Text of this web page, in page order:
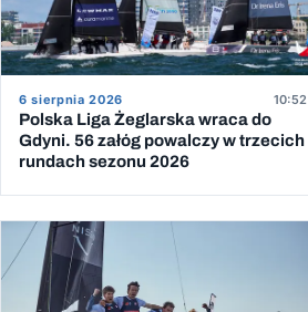
6 sierpnia 2026 10:52
Polska Liga Żeglarska wraca do
Gdyni. 56 załóg powalczy w trzecich
rundach sezonu 2026